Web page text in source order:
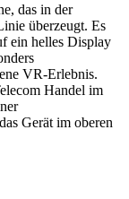
das in der
überzeugt. Es
ein helles Display
VR-Erlebnis.
Handel im
Gerät im oberen